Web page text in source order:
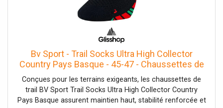
Bv Sport - Trail Socks Ultra High Collector
Country Pays Basque - 45-47 - Chaussettes de
trail
Conçues pour les terrains exigeants, les chaussettes de
trail BV Sport Trail Socks Ultra High Collector Country
Pays Basque assurent maintien haut, stabilité renforcée et